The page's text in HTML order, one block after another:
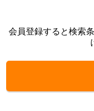
会員登録すると検索